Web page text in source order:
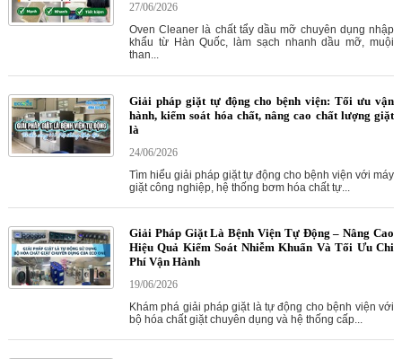
27/06/2026
Oven Cleaner là chất tẩy dầu mỡ chuyên dụng nhập
khẩu từ Hàn Quốc, làm sạch nhanh dầu mỡ, muội
than...
Giải pháp giặt tự động cho bệnh viện: Tối ưu vận
hành, kiểm soát hóa chất, nâng cao chất lượng giặt
là
24/06/2026
Tìm hiểu giải pháp giặt tự động cho bệnh viện với máy
giặt công nghiệp, hệ thống bơm hóa chất tự...
Giải Pháp Giặt Là Bệnh Viện Tự Động – Nâng Cao
Hiệu Quả Kiểm Soát Nhiễm Khuẩn Và Tối Ưu Chi
Phí Vận Hành
19/06/2026
Khám phá giải pháp giặt là tự động cho bệnh viện với
bộ hóa chất giặt chuyên dụng và hệ thống cấp...